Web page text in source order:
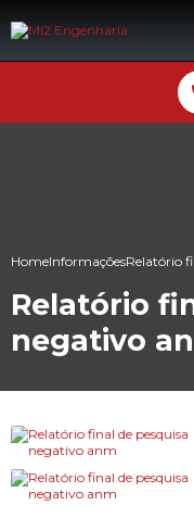
HomeInformaçõesRelatório
Relatório
negativo